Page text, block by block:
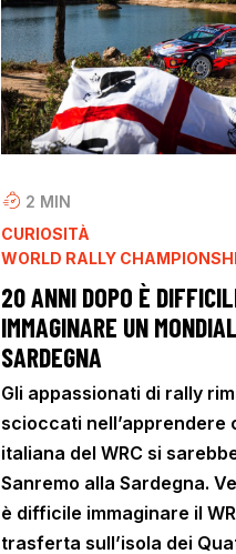
2 MIN
CURIOSITÀ
WORLD RALLY
20 ANNI DOPO È
IMMAGINARE UN
SARDEGNA
Gli appassionati di rally
scioccati nell’apprendere
italiana del WRC si
Sanremo alla Sardegna.
è difficile immaginare il
trasferta sull’isola dei